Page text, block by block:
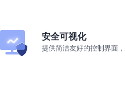
安全可视化
提供简洁友好的控制界面